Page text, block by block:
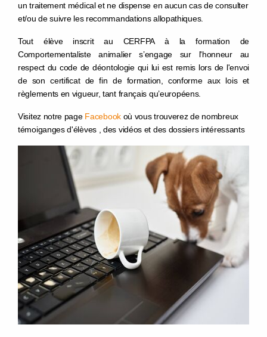
un traitement médical et ne dispense en aucun cas de consulter
et/ou de suivre les recommandations allopathiques.
Tout élève inscrit au CERFPA à la formation de
Comportementaliste animalier s’engage sur l'honneur au
respect du code de déontologie qui lui est remis lors de l'envoi
de son certificat de fin de formation, conforme aux lois et
règlements en vigueur, tant français qu’européens.
Visitez notre page Facebookoù vous trouverez de nombreux
témoiganges d'élèves , des vidéos et des dossiers intéressants